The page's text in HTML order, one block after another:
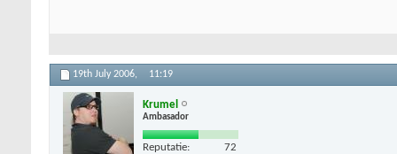
19th July 2006, 11:19
Krumel
Ambasador
Reputatie: 72